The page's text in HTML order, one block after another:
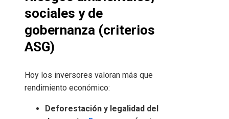
sociales y de
gobernanza (criterios
ASG)
Hoy los inversores valoran más que
rendimiento económico:
Deforestación y legalidad del